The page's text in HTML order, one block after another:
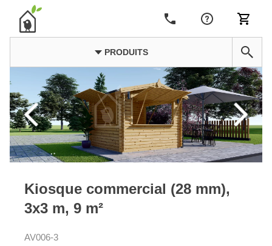
PRODUITS
Kiosque commercial (28 mm),
3x3 m, 9 m²
AV006-3